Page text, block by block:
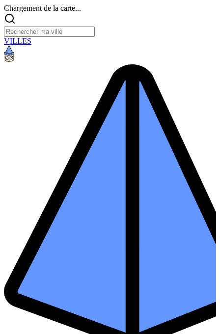
Chargement de la carte...
VILLES